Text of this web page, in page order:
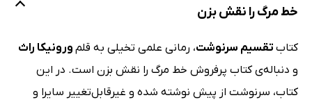
خط مرگ را نقش بزن
کتاب تقسیم سرنوشت، رمانی علمی تخیلی به قلم ورونیکا راث
و دنباله‌ی کتاب پرفروش خط مرگ را نقش بزن است. در این
کتاب، سرنوشت از پیش نوشته شده و غیرقابل‌تغییر سایرا و